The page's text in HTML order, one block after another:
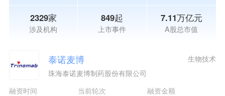
2329家
涉及机构
849起
上市事件
7.11万亿元
A股总市值
泰诺麦博
珠海泰诺麦博制药股份有限公司
融资时间
当前轮次 融资金额
生物技术